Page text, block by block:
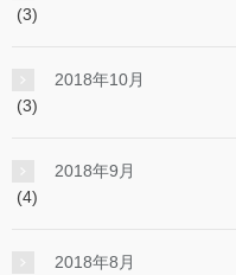
(3)
2018年10月
(3)
2018年9月
(4)
2018年8月